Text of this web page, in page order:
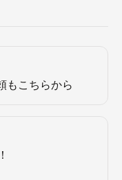
もこちらから